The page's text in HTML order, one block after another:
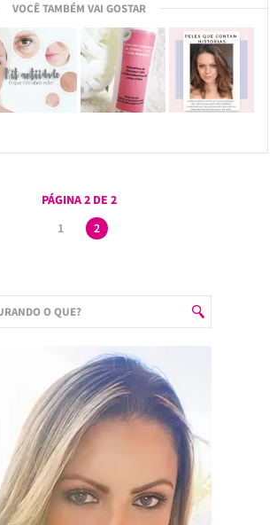
VOCÊ TAMBÉM VAI GOSTAR
PÁGINA 2 DE 2
1
2